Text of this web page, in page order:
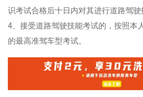
识考试合格后十日内对其进行道路驾驶
4、接受道路驾驶技能考试的，按照本
的最高准驾车型考试。